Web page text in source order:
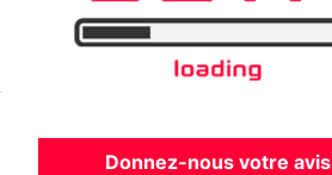
Donnez-nous votre avis